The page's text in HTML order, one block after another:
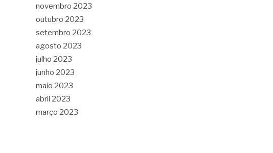
novembro 2023
outubro 2023
setembro 2023
agosto 2023
julho 2023
junho 2023
maio 2023
abril 2023
março 2023